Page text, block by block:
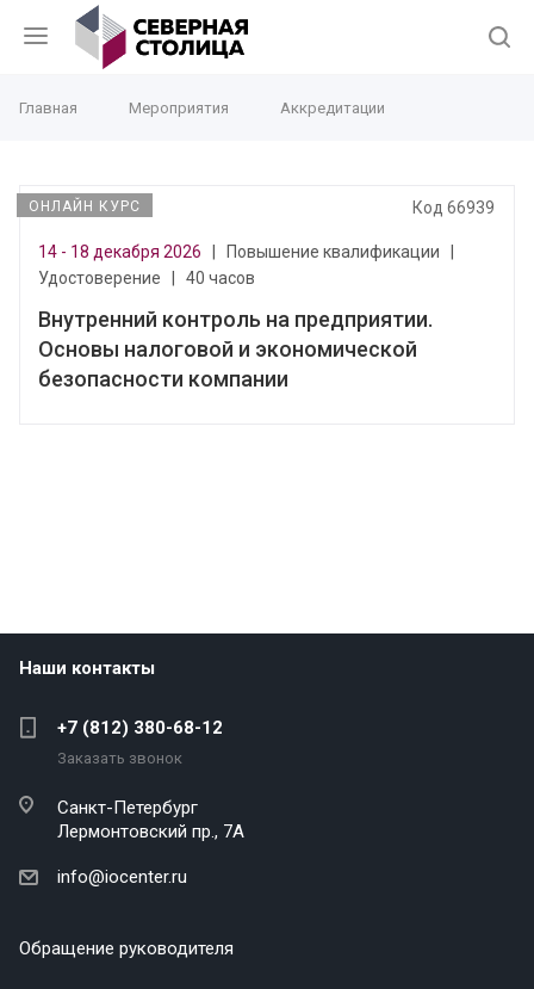
Главная Мероприятия Аккредитации
ОНЛАЙН КУРС Код 66939
14 - 18 декабря 2026 Повышение квалификации
Удостоверение
40 часов
Внутренний контроль на предприятии.
Основы налоговой и экономической
безопасности компании
Наши контакты
+7 (812) 380-68-12
Заказать звонок
Санкт-Петербург
Лермонтовский пр., 7А
info@iocenter.ru
Обращение руководителя